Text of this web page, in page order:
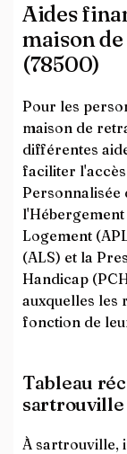
Aides
maison
(78500)
Pour les
maison de
différentes
faciliter
Personnalisée
l'Hébergement
Logement
(ALS) et la
Handicap
auxquelles les
fonction de
Tableau
sartrouville
À sartrouville,